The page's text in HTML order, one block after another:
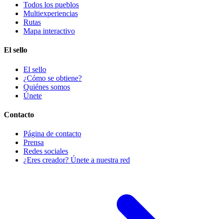
Todos los pueblos
Multiexperiencias
Rutas
Mapa interactivo
El sello
El sello
¿Cómo se obtiene?
Quiénes somos
Únete
Contacto
Página de contacto
Prensa
Redes sociales
¿Eres creador? Únete a nuestra red